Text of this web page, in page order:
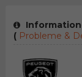
(Probleme &